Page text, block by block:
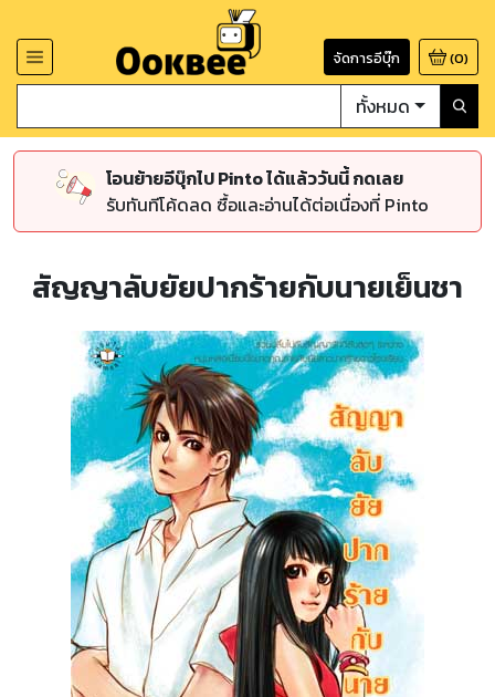
จัดการอีบุ๊ก (0)
ทั้งหมด
โอนย้ายอีบุ๊กไป Pinto ได้แล้ววันนี้ กดเลย
รับทันทีโค้ดลด ซื้อและอ่านได้ต่อเนื่องที่ Pinto
สัญญาลับยัยปากร้ายกับนายเย็นชา